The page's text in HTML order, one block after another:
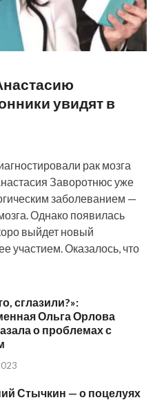
увидят в
рак мозга
Заворотнюс уже
заболеванием —
Однако появилась
выйдет новый
участием. Оказалось, что
сглазили?»:
Ольга Орлова
о проблемах с
Стычкин — о поцелуях